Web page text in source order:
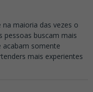
maioria das vezes o
pessoas buscam mais
acabam somente
mais experientes